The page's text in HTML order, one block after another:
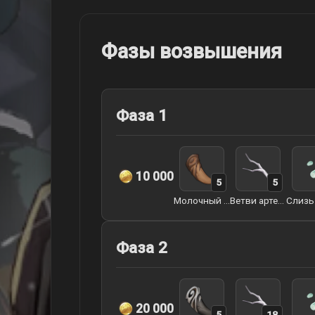
Фазы возвышения
Фаза 1
10 000
5
5
Фаза 2
20 000